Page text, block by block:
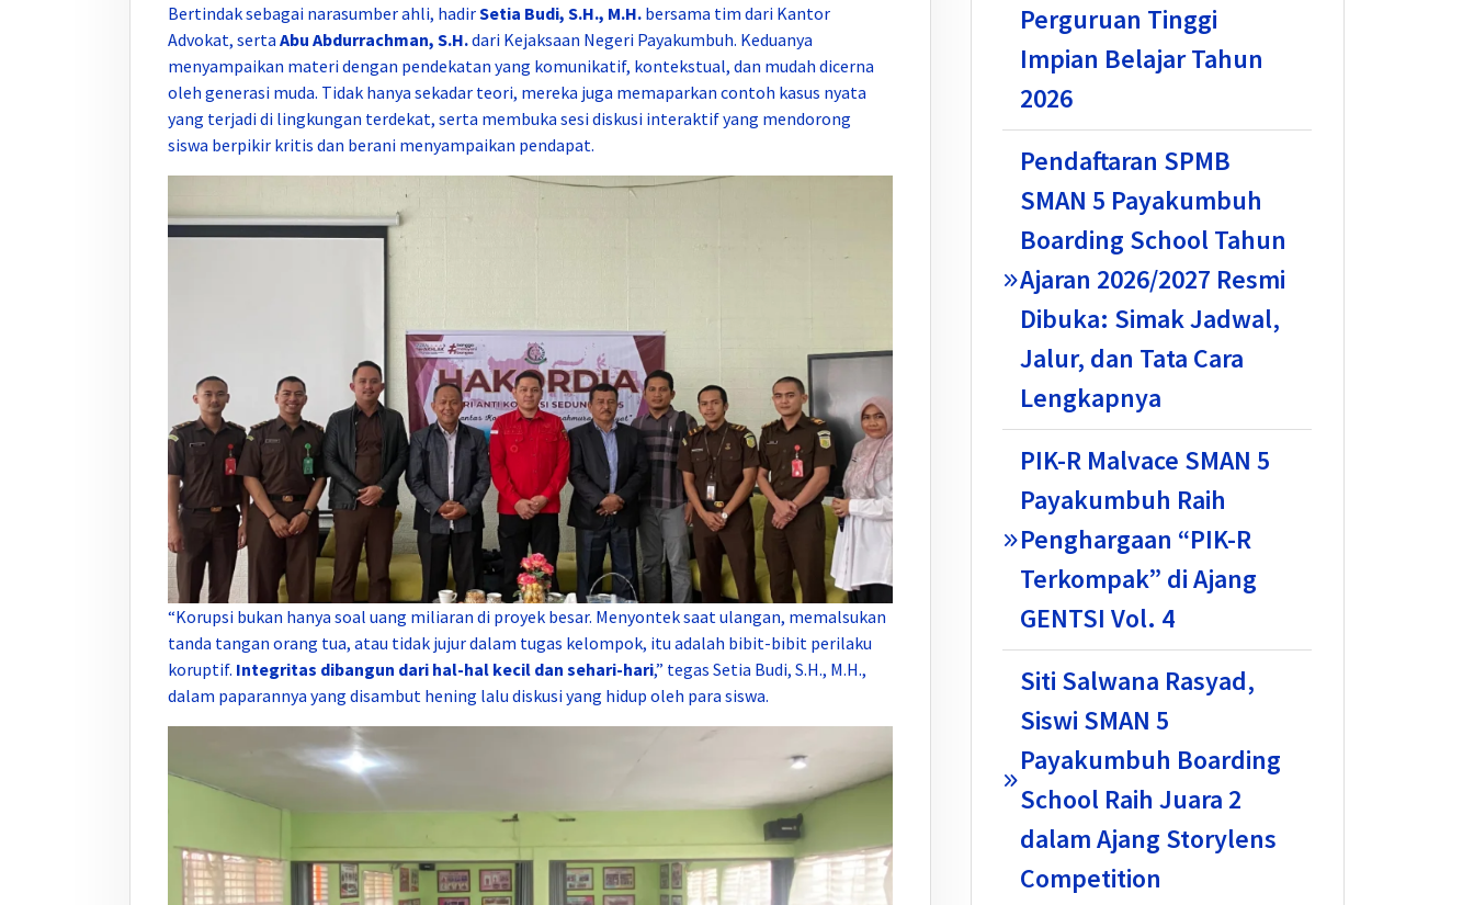
Bertindak sebagai narasumber ahli, hadirSetia Budi, S.H., M.H. bersama tim dari Kantor
Advokat, serta Abu Abdurrachman, S.H.dari Kejaksaan Negeri Payakumbuh. Keduanya
menyampaikan materi dengan pendekatan yang komunikatif, kontekstual, dan mudah dicerna
oleh generasi muda. Tidak hanya sekadar teori, mereka juga memaparkan contoh kasus nyata
yang terjadi di lingkungan terdekat, serta membuka sesi diskusi interaktif yang mendorong
siswa berpikir kritis dan berani menyampaikan pendapat.
“Korupsi bukan hanya soal uang miliaran di proyek besar. Menyontek saat ulangan, memalsukan
tanda tangan orang tua, atau tidak jujur dalam tugas kelompok, itu adalah bibit-bibit perilaku
koruptif. Integritas dibangun dari hal-hal kecil dan sehari-hari,” tegas Setia Budi, S.H., M.H.,
dalam paparannya yang disambut hening lalu diskusi yang hidup oleh para siswa.
Perguruan Tinggi
Impian Belajar Tahun
2026
Pendaftaran SPMB
SMAN 5 Payakumbuh
Boarding School Tahun
Ajaran 2026/2027 Resmi
Dibuka: Simak Jadwal,
Jalur, dan Tata Cara
Lengkapnya
PIK-R Malvace SMAN 5
Payakumbuh Raih
Penghargaan “PIK-R
Terkompak” di Ajang
GENTSI Vol. 4
Siti Salwana Rasyad,
Siswi SMAN 5
Payakumbuh Boarding
School Raih Juara 2
dalam Ajang Storylens
Competition